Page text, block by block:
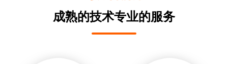
成熟的技术专业的服务